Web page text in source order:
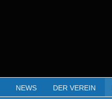
NEWS DER VEREIN